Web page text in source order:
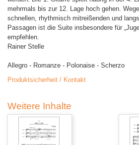
mehrmals bis zur 12. Lage hoch gehen.
schnellen, rhythmisch mitreißenden und
Passagen ist die Suite insbesondere für
empfehlen.
Rainer Stelle
Allegro - Romanze - Polonaise - Scherzo
Produktsicherheit / Kontakt
Weitere Inhalte